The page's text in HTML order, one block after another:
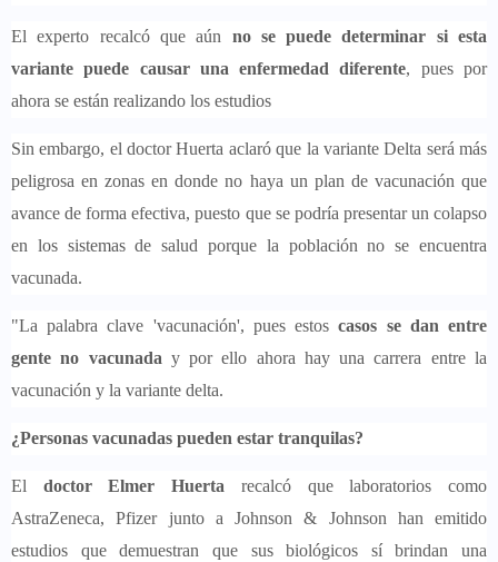
El experto recalcó que aún no se puede determinar si esta
variante puede causar una enfermedad diferente, pues por
ahora se están realizando los estudios
Sin embargo, el doctor Huerta aclaró que la variante Delta será más
peligrosa en zonas en donde no haya un plan de vacunación que
avance de forma efectiva, puesto que se podría presentar un colapso
en los sistemas de salud porque la población no se encuentra
vacunada.
"La palabra clave 'vacunación', pues estoscasos se dan entre
gente no vacunada y por ello ahora hay una carrera entre la
vacunación y la variante delta.
¿Personas vacunadas pueden estar tranquilas?
El doctor Elmer Huerta recalcó que laboratorios como
AstraZeneca, Pfizer junto a Johnson & Johnson han emitido
estudios que demuestran que sus biológicos sí brindan una